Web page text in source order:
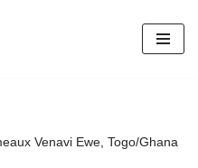
Venavi Ewe, Togo/Ghana